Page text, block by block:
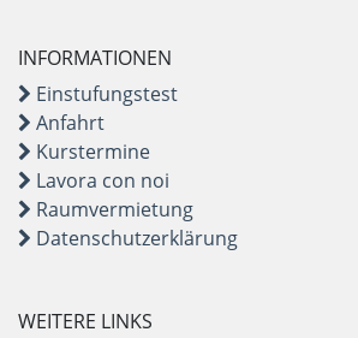
INFORMATIONEN
Einstufungstest
Anfahrt
Kurstermine
Lavora con noi
Raumvermietung
Datenschutzerklärung
WEITERE LINKS